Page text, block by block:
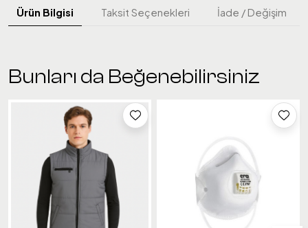
Ürün Bilgisi Taksit Seçenekleri İade / Değişim
Bunları da Beğenebilirsiniz